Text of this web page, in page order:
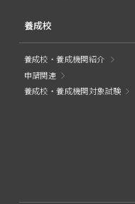
養成校
養成校・養成機関紹介
申請関連
養成校・養成機関対象試験